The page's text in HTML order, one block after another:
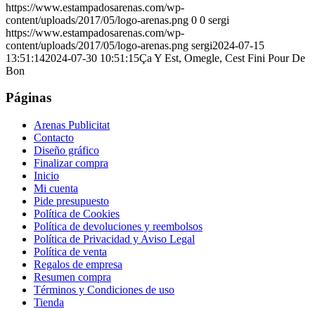
https://www.estampadosarenas.com/wp-
content/uploads/2017/05/logo-arenas.png 0 0 sergi
https://www.estampadosarenas.com/wp-
content/uploads/2017/05/logo-arenas.png sergi2024-07-15
13:51:142024-07-30 10:51:15Ça Y Est, Omegle, Cest Fini Pour De
Bon
Páginas
Arenas Publicitat
Contacto
Diseño gráfico
Finalizar compra
Inicio
Mi cuenta
Pide presupuesto
Política de Cookies
Política de devoluciones y reembolsos
Política de Privacidad y Aviso Legal
Política de venta
Regalos de empresa
Resumen compra
Términos y Condiciones de uso
Tienda